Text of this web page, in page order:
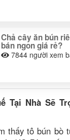
Chả cây ăn bún
bán ngon giá rẻ?
7844 người xem
Tại Nhà Sẽ
thấy tô bún bò